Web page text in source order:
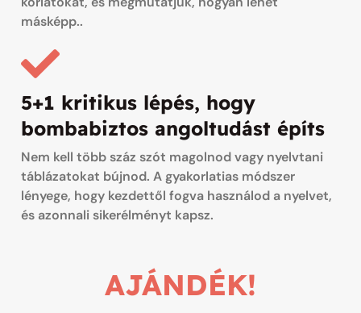
másképp..
5+1 kritikus lépés, hogy
bombabiztos angoltudást építs
Nem kell több száz szót magolnod vagy nyelvtani
táblázatokat bújnod. A gyakorlatias módszer
lényege, hogy kezdettől fogva használod a nyelvet,
és azonnali sikerélményt kapsz.
AJÁNDÉK!